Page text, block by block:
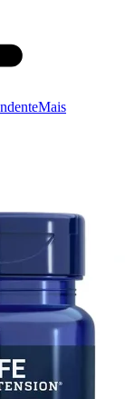
Mais